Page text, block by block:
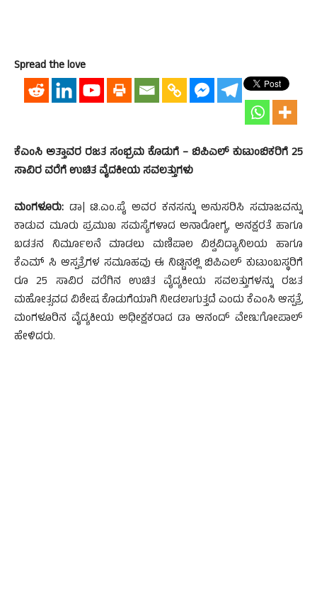
Spread the love
ಕೆಎಂಸಿ ಅತ್ತಾವರ ರಜತ ಸಂಭ್ರಮ ಕೊಡುಗೆ – ಬಿಪಿಎಲ್ ಕುಟುಂಬಿಕರಿಗೆ 25
ಸಾವಿರ ವರೆಗೆ ಉಚಿತ ವೈದಕೀಯ ಸವಲತ್ತುಗಳು
ಮಂಗಳೂರು: ಡಾ| ಟಿ.ಎಂ.ಪೈ ಅವರ ಕನಸನ್ನು ಅನುಸರಿಸಿ ಸಮಾಜವನ್ನು
ಕಾಡುವ ಮೂರು ಪ್ರಮುಖ ಸಮಸ್ಯೆಗಳಾದ ಅನಾರೋಗ್ಯ, ಅನಕ್ಷರತೆ ಹಾಗೂ
ಬಡತನ ನಿರ್ಮೂಲನೆ ಮಾಡಲು ಮಣಿಪಾಲ ವಿಶ್ವವಿದ್ಯಾನಿಲಯ ಹಾಗೂ
ಕೆಎಮ್ ಸಿ ಆಸ್ಪತ್ರೆಗಳ ಸಮೂಹವು ಈ ನಿಟ್ಟಿನಲ್ಲಿ ಬಿಪಿಎಲ್ ಕುಟುಂಬಸ್ಥರಿಗೆ
ರೂ 25 ಸಾವಿರ ವರೆಗಿನ ಉಚಿತ ವೈದ್ಯಕೀಯ ಸವಲತ್ತುಗಳನ್ನು ರಜತ
ಮಹೋತ್ಸವದ ವಿಶೇಷ ಕೊಡುಗೆಯಾಗಿ ನೀಡಲಾಗುತ್ತದೆ ಎಂದು ಕೆಎಂಸಿ ಆಸ್ಪತ್ರೆ
ಮಂಗಳೂರಿನ ವೈದ್ಯಕೀಯ ಅಧೀಕ್ಷಕರಾದ ಡಾ ಆನಂದ್ ವೇಣುಗೋಪಾಲ್
ಹೇಳಿದರು.